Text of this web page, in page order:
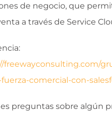
de negocio, que
a través de Service
freewayconsulting.com/
comercial-con-
preguntas sobre algún